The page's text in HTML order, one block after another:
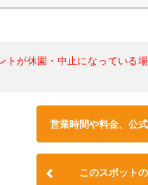
トが休園・中止になっている
営業時間や料金、公
このスポット